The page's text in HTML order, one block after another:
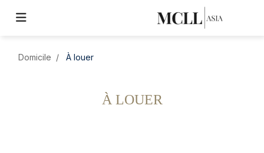
Domicile À louer
À LOUER